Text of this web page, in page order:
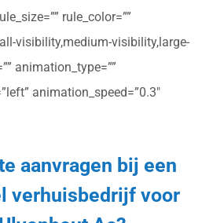
rule_color=””
visibility,medium-visibility,large-
animation_type=””
animation_speed=”0.3″
aanvragen bij een
verhuisbedrijf voor